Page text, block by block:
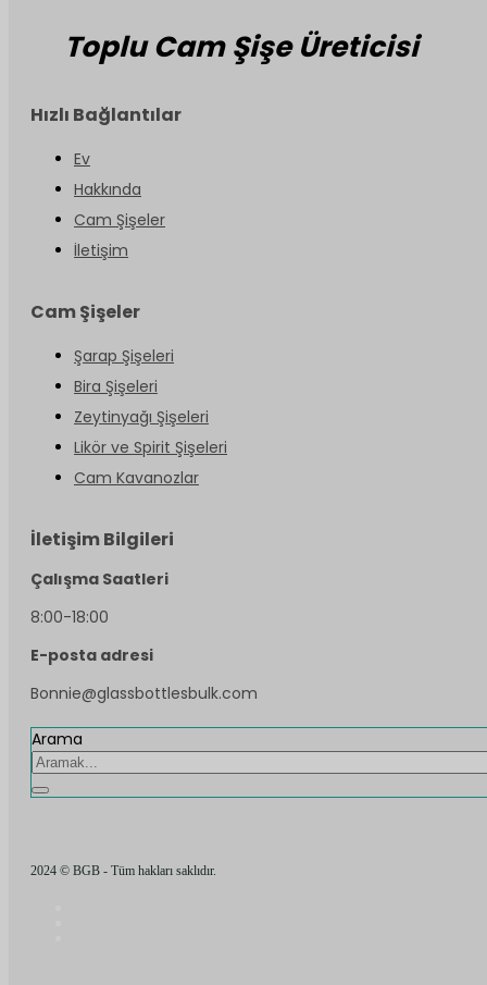
Toplu Cam Şişe Üreticisi
Hızlı Bağlantılar
Ev
Hakkında
Cam Şişeler
İletişim
Cam Şişeler
Şarap Şişeleri
Bira Şişeleri
Zeytinyağı Şişeleri
Likör ve Spirit Şişeleri
Cam Kavanozlar
İletişim Bilgileri
Çalışma Saatleri
8:00-18:00
E-posta adresi
Bonnie@glassbottlesbulk.com
Arama
2024 © BGB - Tüm hakları saklıdır.